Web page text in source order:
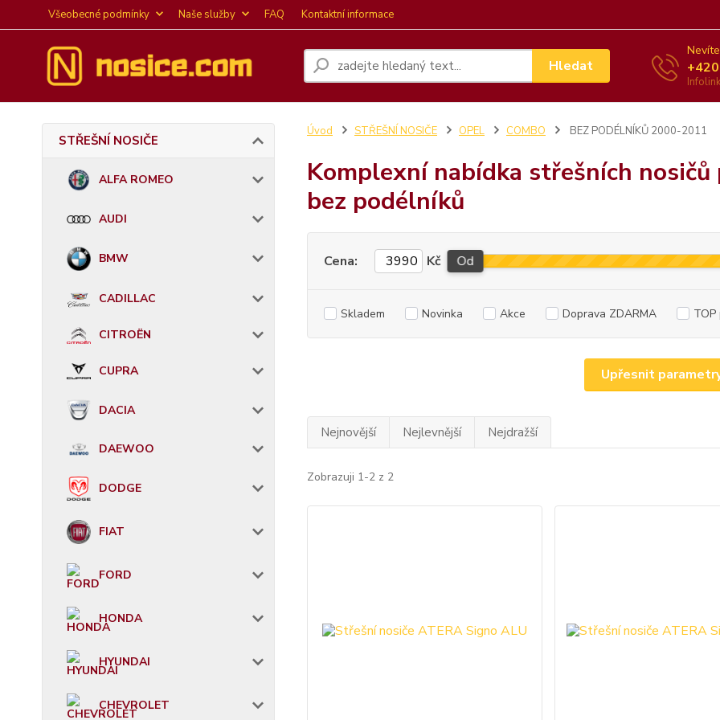
Všeobecné podmínky Naše služby FAQ Kontaktní informace
Hledat
STŘEŠNÍ NOSIČE
ALFA ROMEO
AUDI
BMW
CADILLAC
CITROËN
CUPRA
DACIA
DAEWOO
DODGE
FIAT
FORD
HONDA
HYUNDAI
CHEVROLET
Úvod STŘEŠNÍ NOSIČE OPEL COMBO BEZ PODÉLNÍKŮ 2000-2011
Komplexní nabídka střešních
bez podélníků
Upřesnit
Cena: Kč Od
Skladem Novinka Akce Doprava ZDARMA
Nejnovější Nejlevnější Nejdražší
Zobrazuji 1-2 z 2